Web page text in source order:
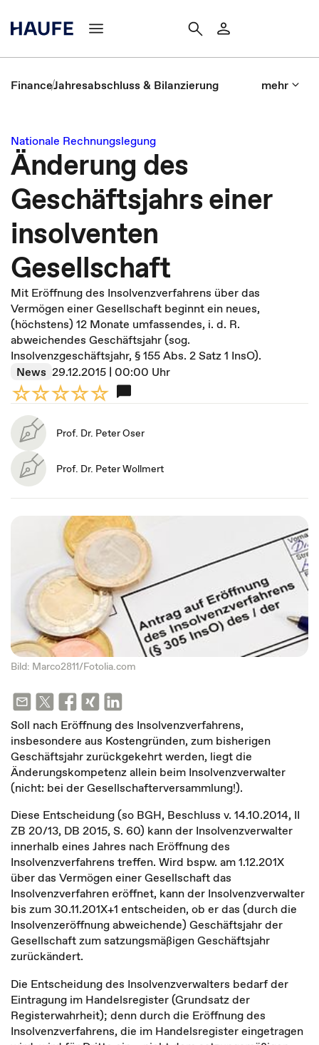
FinanceJahresabschluss & Bilanzierung mehr
Nationale Rechnungslegung
Änderung des
Geschäftsjahrs einer
insolventen
Gesellschaft
Mit Eröffnung des Insolvenzverfahrens über das
Vermögen einer Gesellschaft beginnt ein neues,
(höchstens) 12 Monate umfassendes, i. d. R.
abweichendes Geschäftsjahr (sog.
Insolvenzgeschäftsjahr, § 155 Abs. 2 Satz 1 InsO).
News 29.12.2015 | 00:00 Uhr
Prof. Dr. Peter Oser
Prof. Dr. Peter Wollmert
Bild: Marco2811/Fotolia.com
Soll nach Eröffnung des Insolvenzverfahrens,
insbesondere aus Kostengründen, zum bisherigen
Geschäftsjahr zurückgekehrt werden, liegt die
Änderungskompetenz allein beim Insolvenzverwalter
(nicht: bei der Gesellschafterversammlung!).
Diese Entscheidung (so BGH, Beschluss v. 14.10.2014, II
ZB 20/13, DB 2015, S. 60) kann der Insolvenzverwalter
innerhalb eines Jahres nach Eröffnung des
Insolvenzverfahrens treffen. Wird bspw. am 1.12.201X
über das Vermögen einer Gesellschaft das
Insolvenzverfahren eröffnet, kann der Insolvenzverwalter
bis zum 30.11.201X+1 entscheiden, ob er das (durch die
Insolvenzeröffnung abweichende) Geschäftsjahr der
Gesellschaft zum satzungsmäßigen Geschäftsjahr
zurückändert.
Die Entscheidung des Insolvenzverwalters bedarf der
Eintragung im Handelsregister (Grundsatz der
Registerwahrheit); denn durch die Eröffnung des
Insolvenzverfahrens, die im Handelsregister eingetragen